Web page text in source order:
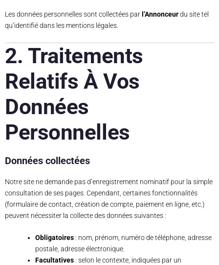
Les données personnelles sont collectées par l’Annonceurdu site tel
qu’identifié dans les mentions légales.
2. Traitements
Relatifs À Vos
Données
Personnelles
Données collectées
Notre site ne demande pas d’enregistrement nominatif pour la simple
consultation de ses pages. Cependant, certaines fonctionnalités
(formulaire de contact, création de compte, paiement en ligne, etc.)
peuvent nécessiter la collecte des données suivantes :
Obligatoires : nom, prénom, numéro de téléphone, adresse
postale, adresse électronique.
Facultatives : selon le contexte, indiquées par un